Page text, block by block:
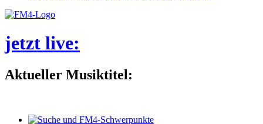
jetztlive:
AktuellerMusiktitel: